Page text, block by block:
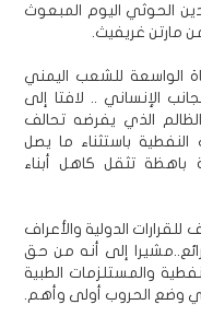
الحوثي اليوم المبعوث
مارتن غريفيث.
الواسعة للشعب اليمني
الإنساني .. لافتا إلى
الذي يفرضه تحالف
النفطية باستثناء ما يصل
باهظة تثقل كاهل أبناء
الدولية والأعراف
إلى أنه من حق
والمستلزمات الطبية
وضع الحروب أولى وأهم.